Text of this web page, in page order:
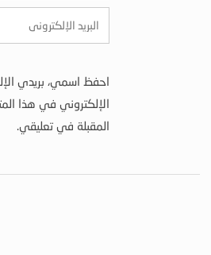
احفظ اسمي، بريدي
الإلكتروني في هذا
المقبلة في تعليقي.